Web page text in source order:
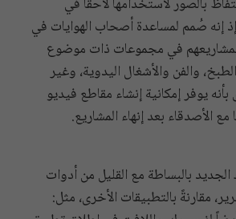
بالصور لاستخدامها لاحقاً في
إنه صُمم لمساعدة أصحاب الهوايات في
في مجموعات ذات موضوع
والفن والأشغال اليدوية، وغير
يوفر إمكانية إنشاء مقاطع فيديو
الأصدقاء بعد إنهاء المشاريع.
بالبساطة مع القليل من أدوات
مقارنةً بالتطبيقات الأخرى، مثل: